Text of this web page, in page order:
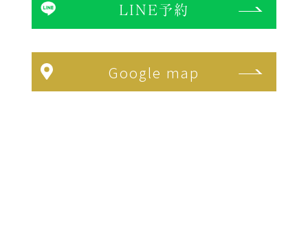
LINE予約
Google map